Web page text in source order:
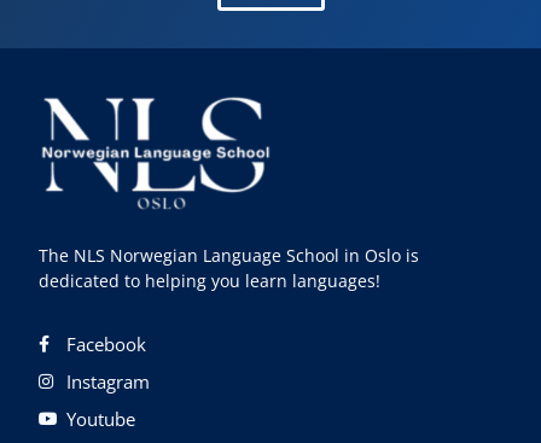
The NLS Norwegian Language School in Oslo is
dedicated to helping you learn languages!
Facebook
Instagram
Youtube